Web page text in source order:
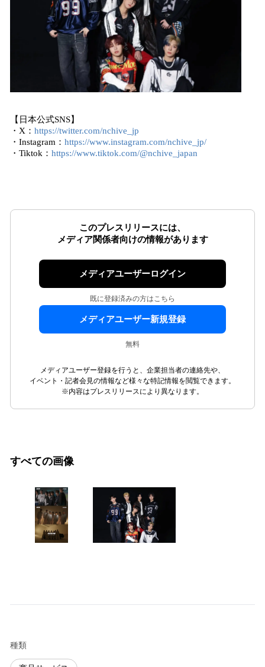
【日本公式SNS】
・X： https://twitter.com/nchive_jp
・Instagram： https://www.instagram.com/nchive_jp/
・Tiktok： https://www.tiktok.com/@nchive_japan
このプレスリリースには、
メディア関係者向けの情報があります
メディアユーザーログイン
既に登録済みの方はこちら
メディアユーザー新規登録
無料
メディアユーザー登録を行うと、企業担当者の連絡先や、
イベント・記者会見の情報など様々な特記情報を閲覧できます。
※内容はプレスリリースにより異なります。
すべての画像
種類